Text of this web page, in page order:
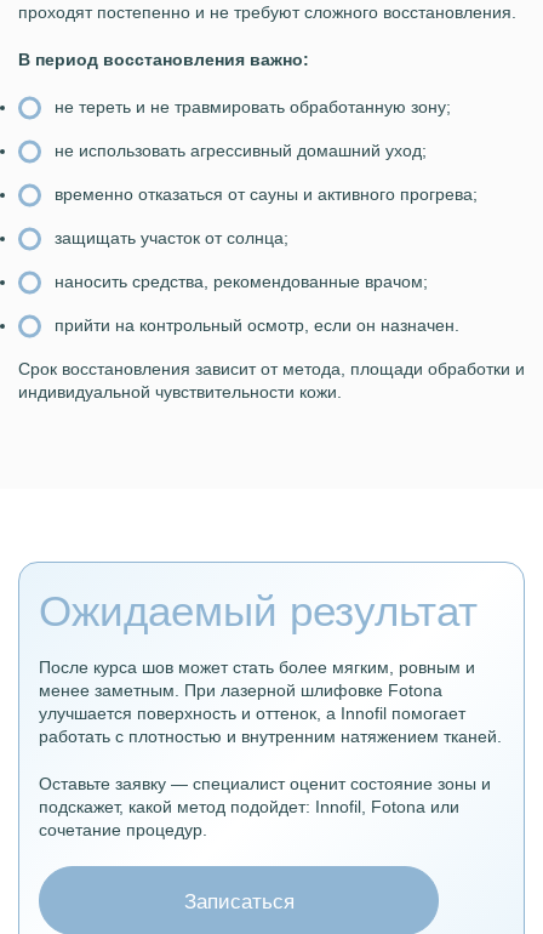
проходят постепенно и не требуют сложного восстановления.
В период восстановления важно:
не тереть и не травмировать обработанную зону;
не использовать агрессивный домашний уход;
временно отказаться от сауны и активного прогрева;
защищать участок от солнца;
наносить средства, рекомендованные врачом;
прийти на контрольный осмотр, если он назначен.
Срок восстановления зависит от метода, площади обработки и
индивидуальной чувствительности кожи.
Ожидаемый результат
После курса шов может стать более мягким, ровным и
менее заметным. При лазерной шлифовке Fotona
улучшается поверхность и оттенок, а Innofil помогает
работать с плотностью и внутренним натяжением тканей.
Оставьте заявку — специалист оценит состояние зоны и
подскажет, какой метод подойдет: Innofil, Fotona или
сочетание процедур.
Записаться